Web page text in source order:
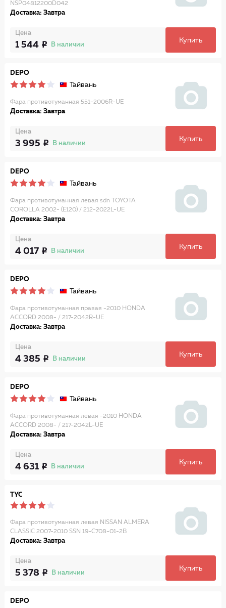
NSP04812200D042
Доставка: Завтра
Цена
1 544 В наличии
Купить
DEPO
Тайвань
Фара противотуманная 551-2006R-UE
Доставка: Завтра
Цена
3 995 В наличии
Купить
DEPO
Тайвань
Фара противотуманная левая sdn TOYOTA
COROLLA 2002- (E120) / 212-2022L-UE
Доставка: Завтра
Цена
4 017 В наличии
Купить
DEPO
Тайвань
Фара противотуманная правая -2010 HONDA
ACCORD 2008- / 217-2042R-UE
Доставка: Завтра
Цена
4 385 В наличии
Купить
DEPO
Тайвань
Фара противотуманная левая -2010 HONDA
ACCORD 2008- / 217-2042L-UE
Доставка: Завтра
Цена
4 631 В наличии
Купить
TYC
Фара противотуманная левая NISSAN ALMERA
CLASSIC 2007-2010 SSN 19-C708-01-2B
Доставка: Завтра
Цена
5 378 В наличии
Купить
DEPO